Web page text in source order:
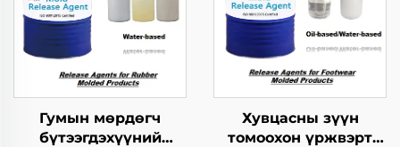
Гумын мөрдөгч
бүтээгдэхүүний
Хувцасны зүүн
томоохон үржвэрт